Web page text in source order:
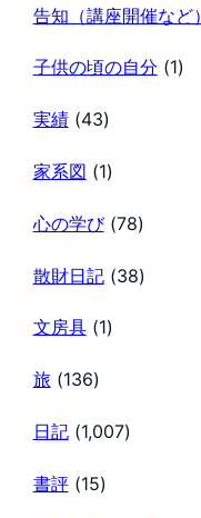
告知（講座開催など）
子供の頃の自分 (1)
実績(43)
家系図 (1)
心の学び(78)
散財日記(38)
文房具(1)
旅 (136)
日記(1,007)
書評(15)